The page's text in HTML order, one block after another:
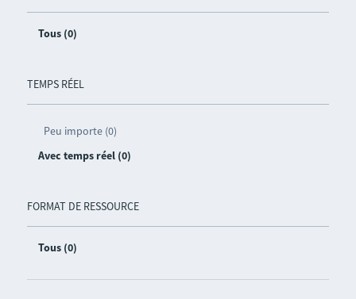
Tous (0)
TEMPS RÉEL
Peu importe (0)
Avec temps réel (0)
FORMAT DE RESSOURCE
Tous (0)